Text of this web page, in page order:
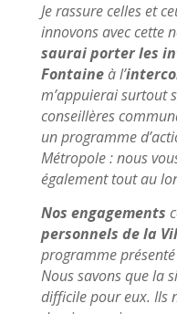
Je rassure celles et
innovons avec cette
saurai porter les
Fontaineà l’
m’appuierai surtout
conseillères
un programme
Métropole : nous
également tout au
Nos engagements
personnels de la
programme
Nous savons que la
difficile pour eux. Ils